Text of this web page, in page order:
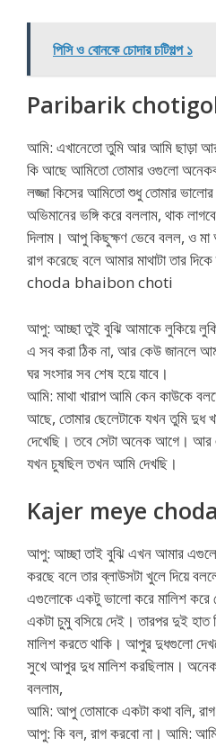
পিসি ও বোনকে চোদার চটিগল্প ১
Paribarik
আমি: এখানেতো তুমি আর আমি ছাড়া
কি আছে আমিতো তোমার ওগুলো
লজ্জা কিসের আমিতো শুধু তোমার
অভিমানের ভঙ্গি করে বললাম, থাক
দিলাম। আপু কিছুক্ষণ ভেবে বলল, ও মা
রাগ করেছে বলে আমার মাথাটা তার
choda bhaibon choti
আপু: আচ্ছা তুই বুঝি আমাকে লুকিয়ে
এ সব করা ঠিক না, আর কেউ জানলে
ঘর সংসার সব শেষ হয়ে যাবে।
আমি: মাথা খারাপ আমি কেন কাউকে
আছে, তোমার ছেলেটাকে যখন তুমি দুধ
দেখেছি। তবে সেটা অনেক আগে।
যখন চুষছিল তখন আমি দেখছি।
Kajer meye
আপু: আচ্ছা তাই বুঝি এখন আমার
করছে বলে তার ব্লাউসটা খুলে দিয়ে
এগুলোকে একটু ভালো করে মালিশ
একটা চুমু বসিয়ে দেই। তারপর দুই হাত
মালিশ করতে থাকি। আপুর দুধগুলো
সুখে আপুর দুধ মালিশ করছিলাম।
বললাম,
আমি: আপু তোমাকে একটা কথা বলি,
আপু: কি বল, রাগ করবো না। আমি: